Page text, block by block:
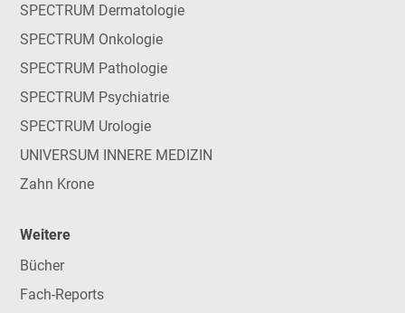
SPECTRUM Dermatologie
SPECTRUM Onkologie
SPECTRUM Pathologie
SPECTRUM Psychiatrie
SPECTRUM Urologie
UNIVERSUM INNERE MEDIZIN
Zahn Krone
Weitere
Bücher
Fach-Reports